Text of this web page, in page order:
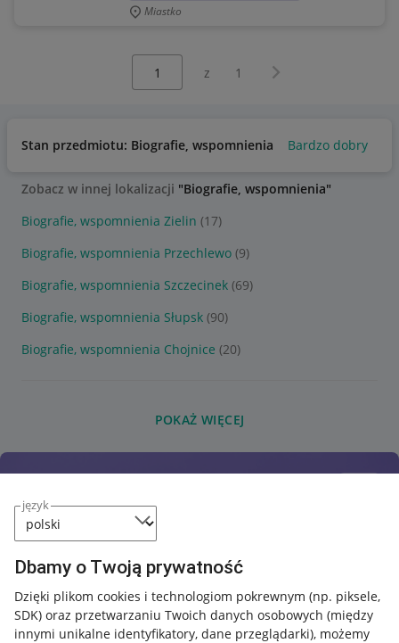
język
Dbamy o Twoją prywatność
Dzięki plikom cookies i technologiom pokrewnym (np. piksele,
SDK) oraz przetwarzaniu Twoich danych osobowych (między
innymi unikalne identyfikatory, dane przeglądarki), możemy
Miastko
z 1 Następna strona
Stan przedmiotu: Biografie, wspomnienia Bardzo dobry
Zobacz w innej lokalizacji "Biografie, wspomnienia"
Biografie, wspomnienia Zielin (17)
Biografie, wspomnienia Przechlewo (9)
Biografie, wspomnienia Szczecinek (69)
Biografie, wspomnienia Słupsk (90)
Biografie, wspomnienia Chojnice (20)
POKAŻ WIĘCEJ